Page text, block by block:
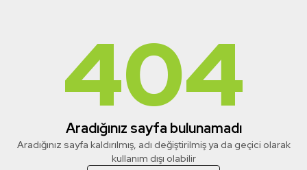
404
Aradığınız sayfa bulunamadı
Aradığınız sayfa kaldırılmış, adı değiştirilmiş ya da geçici olarak
kullanım dışı olabilir